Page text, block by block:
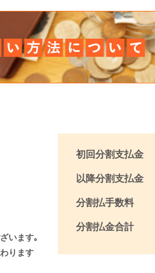
初回分割支払金
以降分割支払金
分割払手数料
分割払金合計
います｡
ります